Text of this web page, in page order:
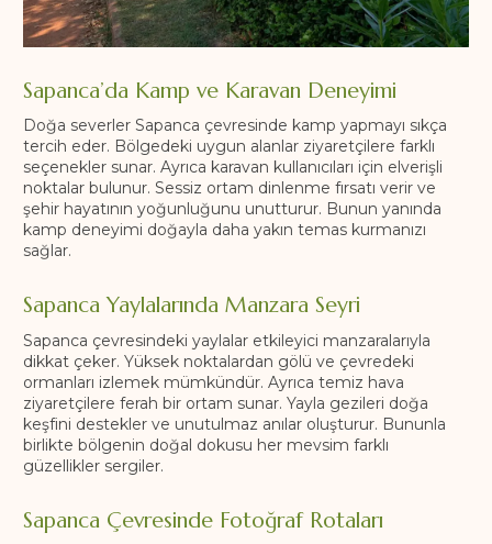
Sapanca’da Kamp ve Karavan Deneyimi
Doğa severler Sapanca çevresinde kamp yapmayı sıkça
tercih eder. Bölgedeki uygun alanlar ziyaretçilere farklı
seçenekler sunar. Ayrıca karavan kullanıcıları için elverişli
noktalar bulunur. Sessiz ortam dinlenme fırsatı verir ve
şehir hayatının yoğunluğunu unutturur. Bunun yanında
kamp deneyimi doğayla daha yakın temas kurmanızı
sağlar.
Sapanca Yaylalarında Manzara Seyri
Sapanca çevresindeki yaylalar etkileyici manzaralarıyla
dikkat çeker. Yüksek noktalardan gölü ve çevredeki
ormanları izlemek mümkündür. Ayrıca temiz hava
ziyaretçilere ferah bir ortam sunar. Yayla gezileri doğa
keşfini destekler ve unutulmaz anılar oluşturur. Bununla
birlikte bölgenin doğal dokusu her mevsim farklı
güzellikler sergiler.
Sapanca Çevresinde Fotoğraf Rotaları